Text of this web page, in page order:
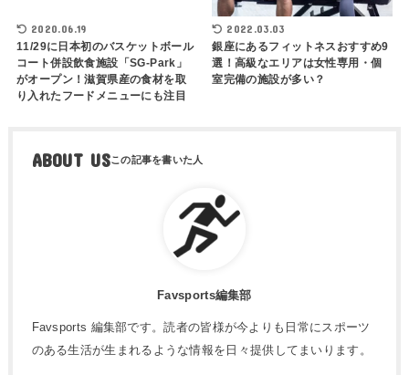
2020.06.19
11/29に日本初のバスケットボール
コート併設飲食施設「SG-Park」
がオープン！滋賀県産の食材を取
り入れたフードメニューにも注目
2022.03.03
銀座にあるフィットネスおすすめ9
選！高級なエリアは女性専用・個
室完備の施設が多い？
ABOUT US
Favsports編集部
Favsports 編集部です。読者の皆様が今よりも日常にスポーツ
のある生活が生まれるような情報を日々提供してまいります。